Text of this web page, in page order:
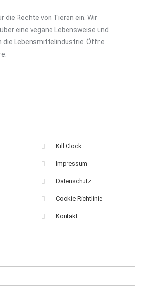
die Rechte von Tieren ein. Wir
eine vegane Lebensweise und
die Lebensmittelindustrie. Öffne
Kill Clock
Impressum
Datenschutz
Cookie Richtlinie
Kontakt